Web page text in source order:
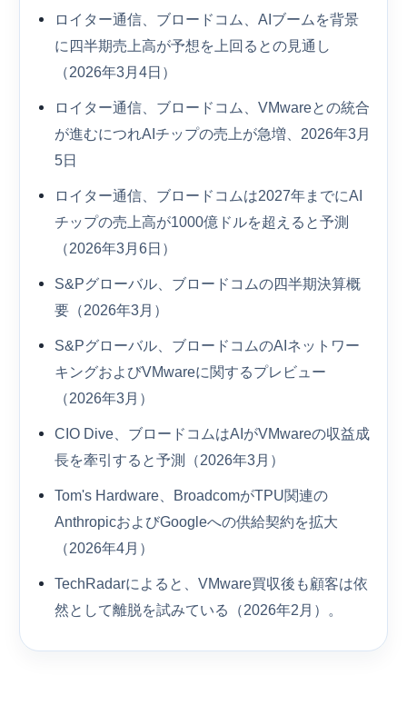
ロイター通信、ブロードコム、AIブームを背景
に四半期売上高が予想を上回るとの見通し
（2026年3月4日）
ロイター通信、ブロードコム、VMwareとの統合
が進むにつれAIチップの売上が急増、2026年3月
5日
ロイター通信、ブロードコムは2027年までにAI
チップの売上高が1000億ドルを超えると予測
（2026年3月6日）
S&Pグローバル、ブロードコムの四半期決算概
要（2026年3月）
S&Pグローバル、ブロードコムのAIネットワー
キングおよびVMwareに関するプレビュー
（2026年3月）
CIO Dive、ブロードコムはAIがVMwareの収益成
長を牽引すると予測（2026年3月）
Tom's Hardware、BroadcomがTPU関連の
AnthropicおよびGoogleへの供給契約を拡大
（2026年4月）
TechRadarによると、VMware買収後も顧客は依
然として離脱を試みている（2026年2月）。